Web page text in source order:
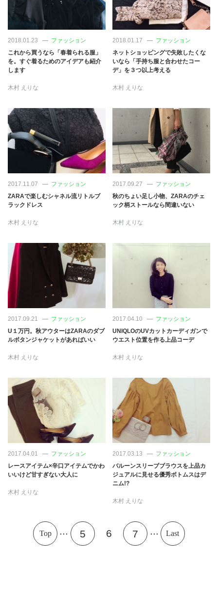
2018.01.23
ファッション
これから買うなら「春着られる服」
を。すぐ着るためのアイデアも紹介
します
木村 えりな
2018.01.17
ファッション
ネットショッピングで失敗したくな
いなら「手持ち服と合わせたコー
デ」を３つ以上考える
木村 えりな
2017.11.07
ファッション
ZARAで楽しむシャネル流リトルブ
ラックドレス
木村 えりな
2017.09.27
ファッション
秋のちょい足し小物、ZARAのチェ
ック柄ストールなら間違いない
木村 えりな
2017.09.21
ファッション
U１万円。秋アウターはZARAのダブ
ルボタンジャケットがあればいい
木村 えりな
2017.04.10
ファッション
UNIQLOのUVカットカーディガンで
ウエスト位置を作る上品コーデ
木村 えりな
2017.04.01
ファッション
レースアイテム×辛口アイテムでかわ
いいけど甘すぎない大人に
木村 えりな
2017.03.13
ファッション
バルーンスリーブブラウスを上品カ
ジュアルに見せる優秀ボトムスはデ
ニム!?
木村 えりな
Top ... 5 6 7 ... Last